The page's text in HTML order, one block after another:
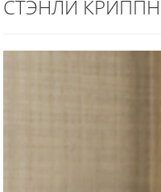
СТЭНЛИ